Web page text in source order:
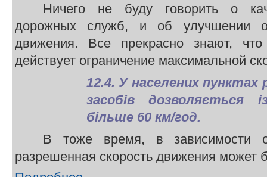
Ничего не буду говорить о
дорожных служб, и об улучшении
движения. Все прекрасно знают,
действует ограничение максимальной
12.4. У населених
засобів дозволяється
більше 60 км/год.
В тоже время, в зависимости
разрешенная скорость движения может